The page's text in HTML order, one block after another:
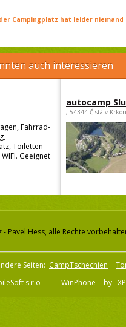
Campingplatz hat leider
auch interessieren
Fahrrad-
Toiletten
Geeignet
autocamp
, 54344 Čistá v
Pavel Hess, alle Rechte
Seiten: CampTschechien
s.r.o WinPhone by